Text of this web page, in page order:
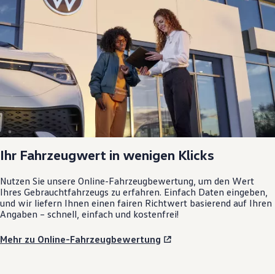
Ihr Fahrzeugwert in wenigen Klicks
Nutzen Sie unsere Online-Fahrzeugbewertung, um den Wert
Ihres Gebrauchtfahrzeugs zu erfahren. Einfach Daten eingeben,
und wir liefern Ihnen einen fairen Richtwert basierend auf Ihren
Angaben – schnell, einfach und kostenfrei!
Mehr zu Online-Fahrzeugbewertung